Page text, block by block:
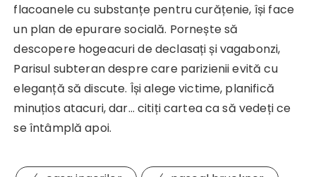
flacoanele cu substanțe pentru curățenie, își face
un plan de epurare socială. Pornește să
descopere hogeacuri de declasați și vagabonzi,
Parisul subteran despre care parizienii evită cu
eleganță să discute. Își alege victime, planifică
minuțios atacuri, dar… citiți cartea ca să vedeți ce
se întâmplă apoi.